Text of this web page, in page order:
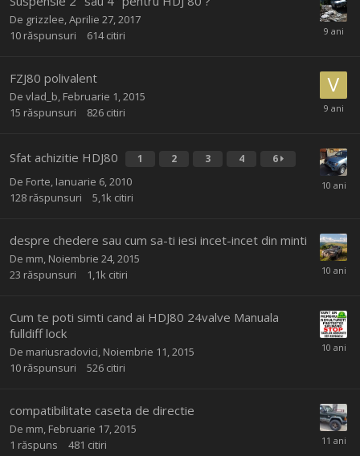
De grizzlee Aprilie 27, 2017
10 răspunsuri 614 citiri
FZJ80 polivalent
De vlad_b Februarie 1, 2015
15 răspunsuri 826 citiri
Sfat achizitie HDJ80 1 2 3 4 6
De Forte Ianuarie 6, 2010
128 răspunsuri 5,1k citiri
despre chedere sau cum sa-ti iesi incet-incet din minti
De mm Noiembrie 24, 2015
23 răspunsuri 1,1k citiri
Cum te poti simti cand ai HDJ80 24valve Manuala
fulldiff lock
De mariusradovici Noiembrie 11, 2015
10 răspunsuri 526 citiri
compatibilitate caseta de directie
De mm Februarie 17, 2015
1 răspuns 481 citiri